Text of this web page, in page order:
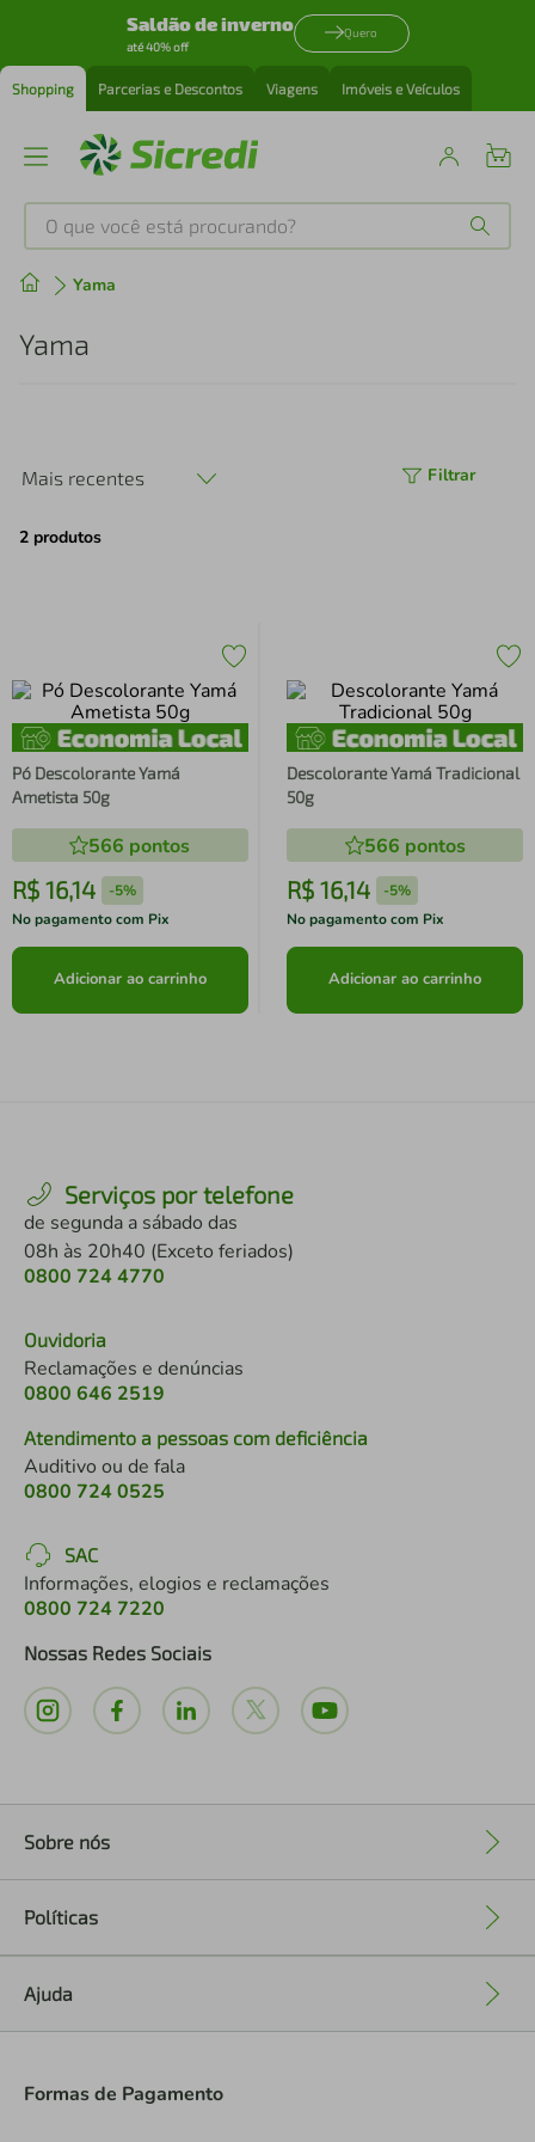
Saldão de inverno
até 40% off
Quero
Shopping Parcerias e Descontos Viagens Imóveis e Veículos
O que você está procurando?
Yama
Yama
Mais recentes Filtrar
2 produtos
Pó Descolorante Yamá
Ametista 50g
566 pontos
R$ 16,14 -5%
No pagamento com Pix
Adicionar ao carrinho
Descolorante Yamá Tradicional
50g
566 pontos
R$ 16,14 -5%
No pagamento com Pix
Adicionar ao carrinho
Serviços por telefone
de segunda a sábado das
08h às 20h40 (Exceto feriados)
0800 724 4770
Ouvidoria
Reclamações e denúncias
0800 646 2519
Atendimento a pessoas com deficiência
Auditivo ou de fala
0800 724 0525
SAC
Informações, elogios e reclamações
0800 724 7220
Nossas Redes Sociais
Sobre nós
Políticas
Ajuda
Formas de Pagamento
Produtos mais buscados
perfume
4º air fryer